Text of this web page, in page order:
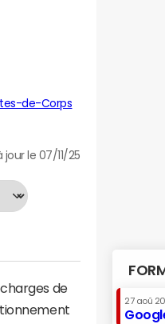
de-Corps
jour le 07/11/25
de
27 aoû